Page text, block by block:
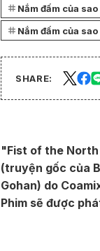
Nắm đấm của
Nắm đấm của
SHARE:
"Fist of the
(truyện gốc của
Gohan) do
Phim sẽ được